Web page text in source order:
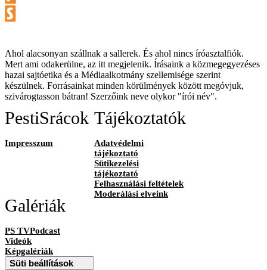
Ahol alacsonyan szállnak a sallerek. És ahol nincs íróasztalfiók.
Mert ami odakerülne, az itt megjelenik. Írásaink a közmegegyezéses
hazai sajtóetika és a Médiaalkotmány szellemisége szerint
készülnek. Forrásainkat minden körülmények között megóvjuk,
szivárogtasson bátran! Szerzőink neve olykor "írói név".
PestiSrácok
Impresszum
Tájékoztatók
Adatvédelmi
tájékoztató
Sütikezelési
tájékoztató
Felhasználási feltételek
Moderálási elveink
Galériák
PS TVPodcast
Videók
Képgalériák
Süti beállítások